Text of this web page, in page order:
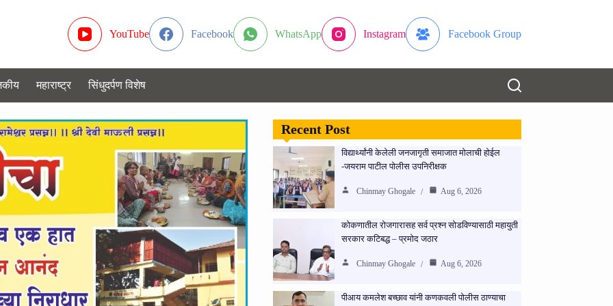
YouTube Facebook WhatsApp Instagram Facebook Group
महाराष्ट्र सिंधुदर्पण विशेष
Recent Post
विद्यार्थ्यांनी केलेली जनजागृती समाजात मोलाची होईल
-जयराम पाटील पोलीस उपनिरीक्षक
Chinmay Ghogale Aug 6, 2026
कोकणातील रोजगारासह सर्व प्रश्न सोडविण्यासाठी महायुती
सरकार कटिबद्ध – प्रमोद जठार
Chinmay Ghogale Aug 6, 2026
पीआय कमलेश बच्छाव यांनी कणकवली पोलीस ठाण्याचा